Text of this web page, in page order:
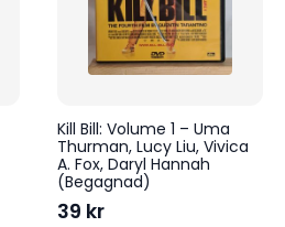
Kill Bill: Volume 1 – Uma
Thurman, Lucy Liu, Vivica
A. Fox, Daryl Hannah
(Begagnad)
39 kr